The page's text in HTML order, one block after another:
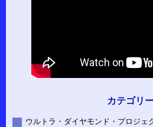
カテゴリ
ウルトラ・ダイヤモンド・プロジェ